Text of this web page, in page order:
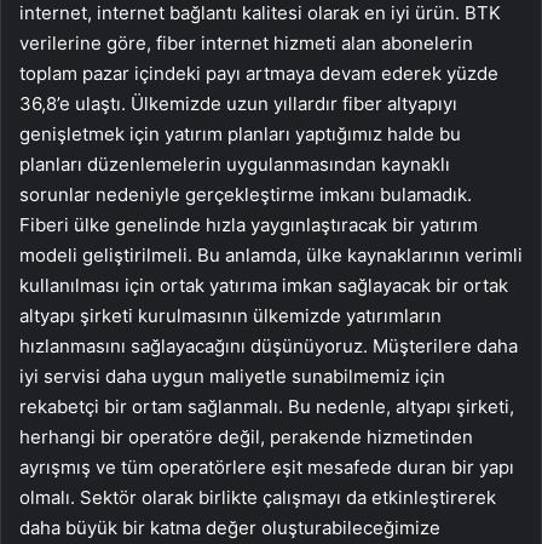
internet, internet bağlantı kalitesi olarak en iyi ürün. BTK
verilerine göre, fiber internet hizmeti alan abonelerin
toplam pazar içindeki payı artmaya devam ederek yüzde
36,8’e ulaştı. Ülkemizde uzun yıllardır fiber altyapıyı
genişletmek için yatırım planları yaptığımız halde bu
planları düzenlemelerin uygulanmasından kaynaklı
sorunlar nedeniyle gerçekleştirme imkanı bulamadık.
Fiberi ülke genelinde hızla yaygınlaştıracak bir yatırım
modeli geliştirilmeli. Bu anlamda, ülke kaynaklarının verimli
kullanılması için ortak yatırıma imkan sağlayacak bir ortak
altyapı şirketi kurulmasının ülkemizde yatırımların
hızlanmasını sağlayacağını düşünüyoruz. Müşterilere daha
iyi servisi daha uygun maliyetle sunabilmemiz için
rekabetçi bir ortam sağlanmalı. Bu nedenle, altyapı şirketi,
herhangi bir operatöre değil, perakende hizmetinden
ayrışmış ve tüm operatörlere eşit mesafede duran bir yapı
olmalı. Sektör olarak birlikte çalışmayı da etkinleştirerek
daha büyük bir katma değer oluşturabileceğimize